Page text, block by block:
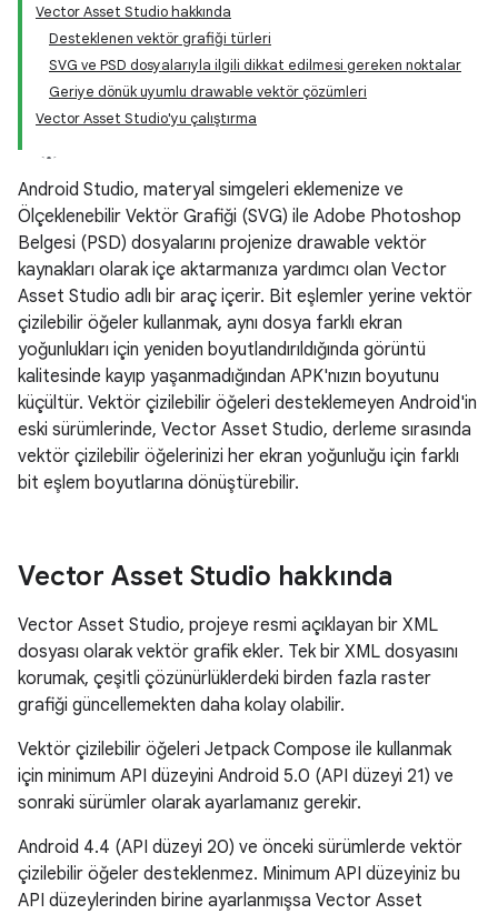
Vector Asset Studio hakkında
Desteklenen vektör grafiği türleri
SVG ve PSD dosyalarıyla ilgili dikkat edilmesi gereken noktalar
Geriye dönük uyumlu drawable vektör çözümleri
Vector Asset Studio'yu çalıştırma
Android Studio, materyal simgeleri eklemenize ve
Ölçeklenebilir Vektör Grafiği (SVG) ile Adobe Photoshop
Belgesi (PSD) dosyalarını projenize drawable vektör
kaynakları olarak içe aktarmanıza yardımcı olan Vector
Asset Studio adlı bir araç içerir. Bit eşlemler yerine vektör
çizilebilir öğeler kullanmak, aynı dosya farklı ekran
yoğunlukları için yeniden boyutlandırıldığında görüntü
kalitesinde kayıp yaşanmadığından APK'nızın boyutunu
küçültür. Vektör çizilebilir öğeleri desteklemeyen Android'in
eski sürümlerinde, Vector Asset Studio, derleme sırasında
vektör çizilebilir öğelerinizi her ekran yoğunluğu için farklı
bit eşlem boyutlarına dönüştürebilir.
Vector Asset Studio hakkında
Vector Asset Studio, projeye resmi açıklayan bir XML
dosyası olarak vektör grafik ekler. Tek bir XML dosyasını
korumak, çeşitli çözünürlüklerdeki birden fazla raster
grafiği güncellemekten daha kolay olabilir.
Vektör çizilebilir öğeleri Jetpack Compose ile kullanmak
için minimum API düzeyini Android 5.0 (API düzeyi 21) ve
sonraki sürümler olarak ayarlamanız gerekir.
Android 4.4 (API düzeyi 20) ve önceki sürümlerde vektör
çizilebilir öğeler desteklenmez. Minimum API düzeyiniz bu
API düzeylerinden birine ayarlanmışsa Vector Asset